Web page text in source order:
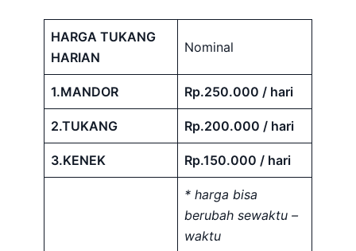
HARGA TUKANG
HARIAN
Nominal
1.MANDOR Rp.250.000 / hari
2.TUKANG Rp.200.000 / hari
3.KENEK Rp.150.000 / hari
* harga bisa
berubah sewaktu –
waktu